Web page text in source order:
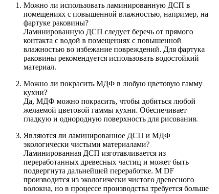
Можно ли использовать ламинированную ДСП в
помещениях с повышенной влажностью, например, на
фартуке раковины?
Ламинированную ДСП следует беречь от прямого
контакта с водой в помещениях с повышенной
влажностью во избежание повреждений. Для фартука
раковины рекомендуется использовать водостойкий
материал.
Можно ли покрасить МДФ в любую цветовую гамму
кухни?
Да, МДФ можно покрасить, чтобы добиться любой
желаемой цветовой гаммы кухни. Обеспечивает
гладкую и однородную поверхность для рисования.
Являются ли ламинированное ДСП и МДФ
экологически чистыми материалами?
Ламинированная ДСП изготавливается из
переработанных древесных частиц и может быть
подвергнута дальнейшей переработке. M DF
производится из экологически чистого древесного
волокна, но в процессе производства требуется больше